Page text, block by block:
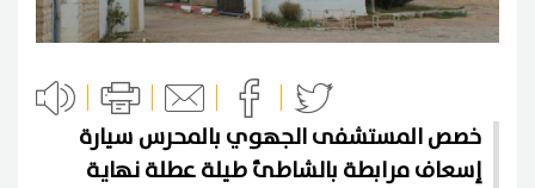
خصص المستشفى الجهوي بالمحرس سيارة
إسعاف مرابطة بالشاطئ طيلة عطلة نهاية